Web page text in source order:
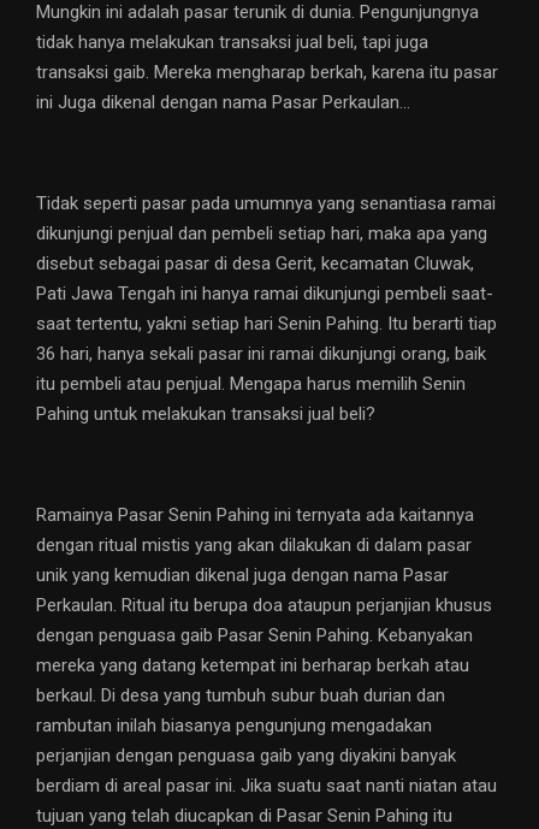
Mungkin ini adalah pasar terunik di dunia. Pengunjungnya
tidak hanya melakukan transaksi jual beli, tapi juga
transaksi gaib. Mereka mengharap berkah, karena itu pasar
ini Juga dikenal dengan nama Pasar Perkaulan…
Tidak seperti pasar pada umumnya yang senantiasa ramai
dikunjungi penjual dan pembeli setiap hari, maka apa yang
disebut sebagai pasar di desa Gerit, kecamatan Cluwak,
Pati Jawa Tengah ini hanya ramai dikunjungi pembeli saat-
saat tertentu, yakni setiap hari Senin Pahing. Itu berarti tiap
36 hari, hanya sekali pasar ini ramai dikunjungi orang, baik
itu pembeli atau penjual. Mengapa harus memilih Senin
Pahing untuk melakukan transaksi jual beli?
Ramainya Pasar Senin Pahing ini ternyata ada kaitannya
dengan ritual mistis yang akan dilakukan di dalam pasar
unik yang kemudian dikenal juga dengan nama Pasar
Perkaulan. Ritual itu berupa doa ataupun perjanjian khusus
dengan penguasa gaib Pasar Senin Pahing. Kebanyakan
mereka yang datang ketempat ini berharap berkah atau
berkaul. Di desa yang tumbuh subur buah durian dan
rambutan inilah biasanya pengunjung mengadakan
perjanjian dengan penguasa gaib yang diyakini banyak
berdiam di areal pasar ini. Jika suatu saat nanti niatan atau
tujuan yang telah diucapkan di Pasar Senin Pahing itu